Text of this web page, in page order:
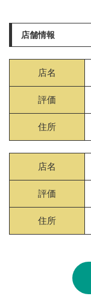
店舗情報
店名
評価
住所
店名
評価
住所